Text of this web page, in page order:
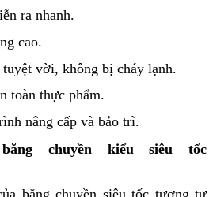
ra nhanh.
cao.
vời, không bị cháy lạnh.
toàn thực phẩm.
nâng cấp và bảo trì.
chuyền kiểu siêu tốc